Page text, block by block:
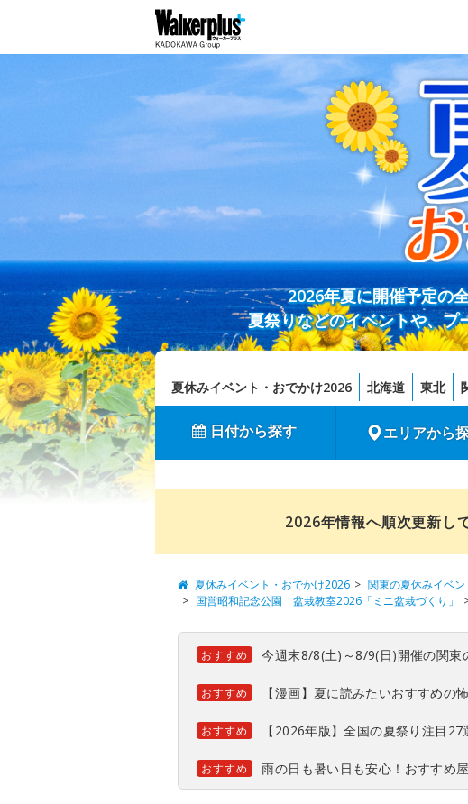
2026年夏に開催予定の
夏祭りなどのイベントや、プ
夏休みイベント・おでかけ2026 北海道 東北
日付から探す エリアから
2026年情報へ順次更新し
夏休みイベント・おでかけ2026 関東の夏休みイベ
国営昭和記念公園 盆栽教室2026「ミニ盆栽づくり」
おすすめ 今週末8/8(土)～8/9(日)開催の関東
おすすめ 【漫画】夏に読みたいおすすめの
おすすめ 【2026年版】全国の夏祭り注目
おすすめ 雨の日も暑い日も安心！おすすめ